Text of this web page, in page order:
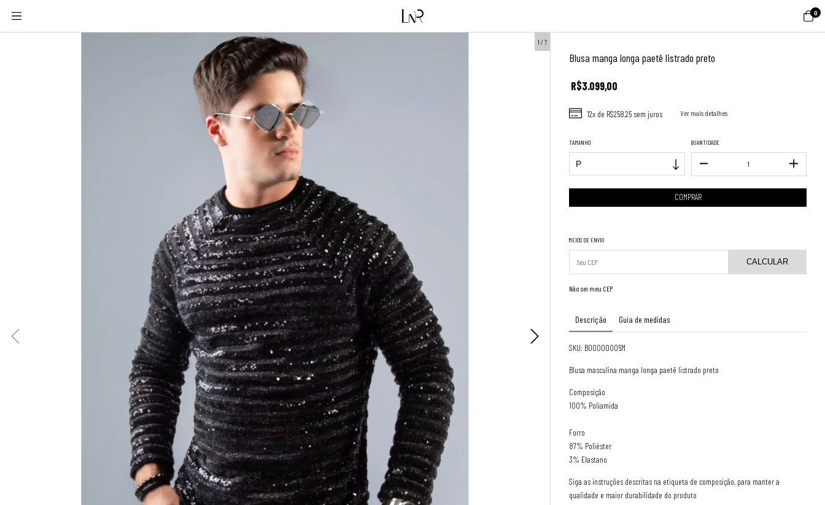
0
1 / 7
Blusa manga longa paetê listrado preto
R$3.099,00
12x de R$258,25sem juros Ver mais detalhes
TAMANHO QUANTIDADE
MEIOS DE ENVIO
CALCULAR
Não sei meu CEP
Descrição Guia de medidas
SKU: B00000005M
Blusa masculina manga longa paetê listrado preto
Composição
100% Poliamida
Forro
87% Poliéster
3% Elastano
Siga as instruções descritas na etiqueta de composição, para manter a
qualidade e maior durabilidade do produto